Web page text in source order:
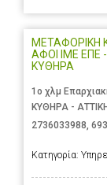
ΜΕΤΑΦΟΡΙΚΗ
ΑΦΟΙ ΙΜΕ ΕΠΕ
ΚΥΘΗΡΑ
1ο χλμ
ΚΥΘΗΡΑ -
2736033988,
Κατηγορία: